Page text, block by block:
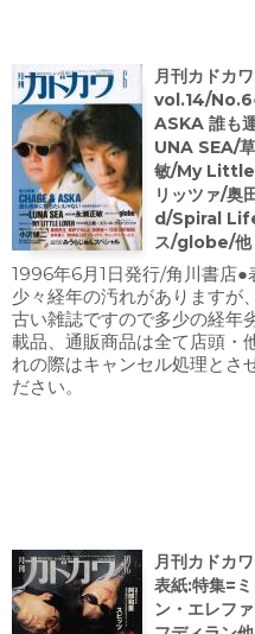
月刊カドカ
vol.14/
ASKA 誰も
UNA SEA/
敏/My Little
リッツァ/
d/Spiral
ス/globe/他
1996年6月1日発行/角川書店●
少々経年の汚れがありますが
古い雑誌ですので多少の経年
載品、通販商品は全て店頭・
れの際はキャンセル処理とさ
ださい。
月刊カドカ
表紙:特集=
ン・エレフ